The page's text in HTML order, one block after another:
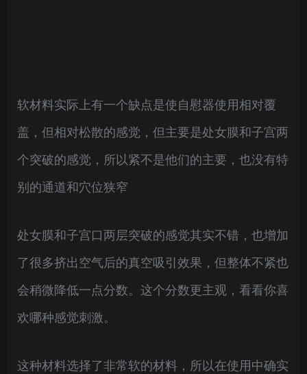
软材料实际上有一个缺点是使自慰器使用相对覆
盖，但相对松散的感觉，但主要是处女膜和子宫两
个突破的感觉，所以紧不是他们的主要，也没有特
别的通道和穴位狭窄
处女膜和子宫口两层突破的感觉其实不错，也增加
了很多挤出空气后的真空吸引效果，但整体不紧也
会稍微降低一点分数。这个分数更主观，看看你喜
欢哪种感觉刺激。
这种材料选择了非常软的材料，所以在使用中确实